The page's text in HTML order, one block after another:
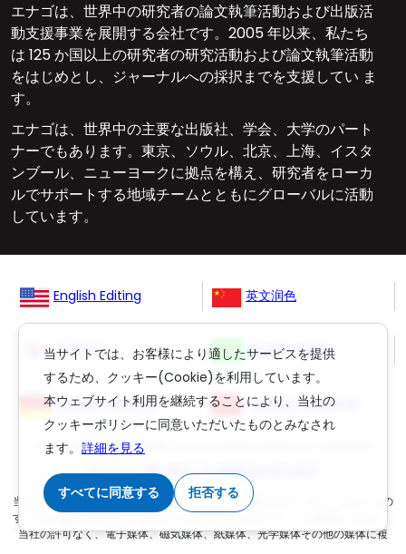
当サイトでは、お客様により適したサービスを提供
するため、クッキー(Cookie)を利用しています。
本ウェブサイト利用を継続することにより、当社の
クッキーポリシーに同意いただいたものとみなされ
ます。 詳細を見る
すべてに同意する 拒否する
エナゴは、世界中の研究者の論文執筆活動および出版活
動支援事業を展開する会社です。2005 年以来、私たち
は 125 か国以上の研究者の研究活動および論文執筆活動
をはじめとし、ジャーナルへの採択までを支援してい ま
す。
エナゴは、世界中の主要な出版社、学会、大学のパート
ナーでもあります。東京、ソウル、北京、上海、イスタ
ンブール、ニューヨークに拠点を構え、研究者をローカ
ルでサポートする地域チームとともにグローバルに活動
しています。
English Editing 英文润色
영문교정 Revisão Inglês
Englisch Lektorat ingilizce düzeltme
Copyright © 2006-2026
Reserved.(英文校正),(丸善雄松堂の英文校正)
当ウェブサイトのコンテンツは著作権法により保護されています。当サイトの
すべての権限は運営会社であるクリムゾンインタラクティブが保有しており、
当社の許可なく、電子媒体、磁気媒体、紙媒体、光学媒体その他の媒体に複